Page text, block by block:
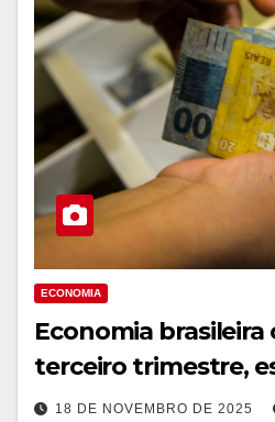
ECONOMIA
Economia brasileira
terceiro trimestre,
18 DE NOVEMBRO DE 2025